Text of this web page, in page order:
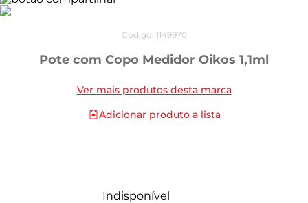
Código: 1149970
Pote com Copo Medidor Oikos 1,1ml
Ver mais produtos desta marca
Adicionar produto a lista
Indisponível